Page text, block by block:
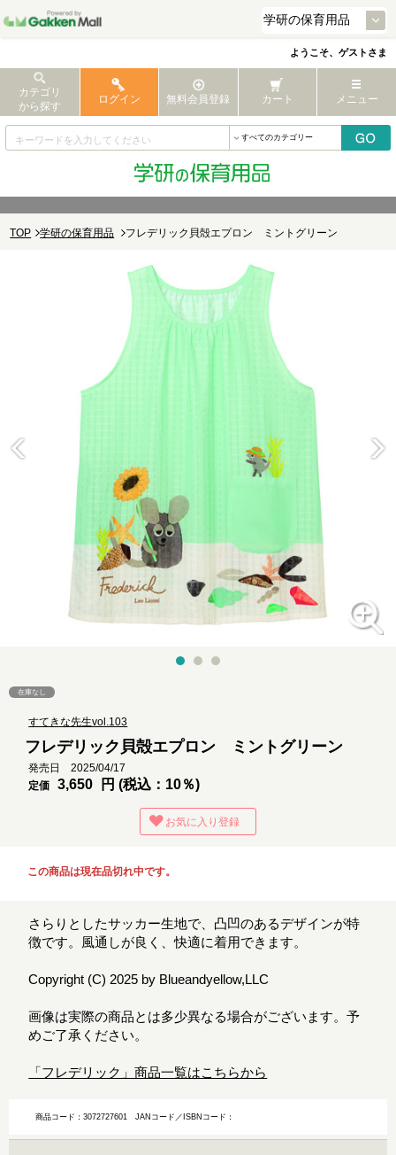
ようこそ、ゲストさま
カテゴリ
から探す
ログイン 無料会員登録 カート メニュー
TOP 学研の保育用品 フレデリック貝殻エプロン ミントグリーン
在庫なし
すてきな先生vol.103
フレデリック貝殻エプロン ミントグリーン
発売日 2025/04/17
定価
3,650 円 (税込：10％)
お気に入り登録
この商品は現在品切れ中です。
さらりとしたサッカー生地で、凸凹のあるデザインが特
徴です。風通しが良く、快適に着用できます。
Copyright (C) 2025 by Blueandyellow,LLC
画像は実際の商品とは多少異なる場合がございます。予
めご了承ください。
「フレデリック」商品一覧はこちらから
商品コード：3072727601JANコード／ISBNコード：